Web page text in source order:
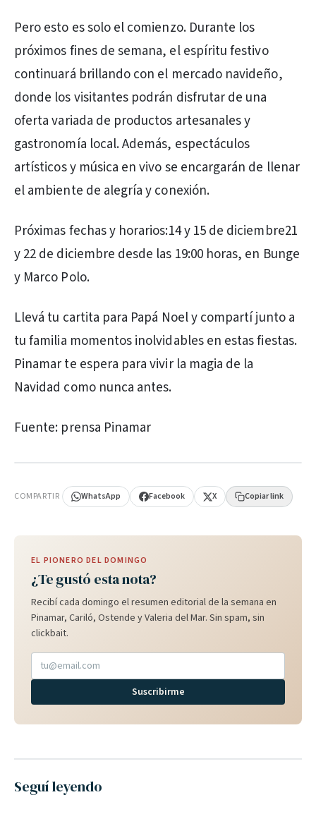
Pero esto es solo el comienzo. Durante los
próximos fines de semana, el espíritu festivo
continuará brillando con el mercado navideño,
donde los visitantes podrán disfrutar de una
oferta variada de productos artesanales y
gastronomía local. Además, espectáculos
artísticos y música en vivo se encargarán de llenar
el ambiente de alegría y conexión.
Próximas fechas y horarios:14 y 15 de diciembre21
y 22 de diciembre desde las 19:00 horas, en Bunge
y Marco Polo.
Llevá tu cartita para Papá Noel y compartí junto a
tu familia momentos inolvidables en estas fiestas.
Pinamar te espera para vivir la magia de la
Navidad como nunca antes.
Fuente: prensa Pinamar
COMPARTIR WhatsApp Facebook X Copiar link
EL PIONERO DEL DOMINGO
¿Te gustó esta nota?
Recibí cada domingo el resumen editorial de la semana en
Pinamar, Cariló, Ostende y Valeria del Mar. Sin spam, sin
clickbait.
Suscribirme
Seguí leyendo